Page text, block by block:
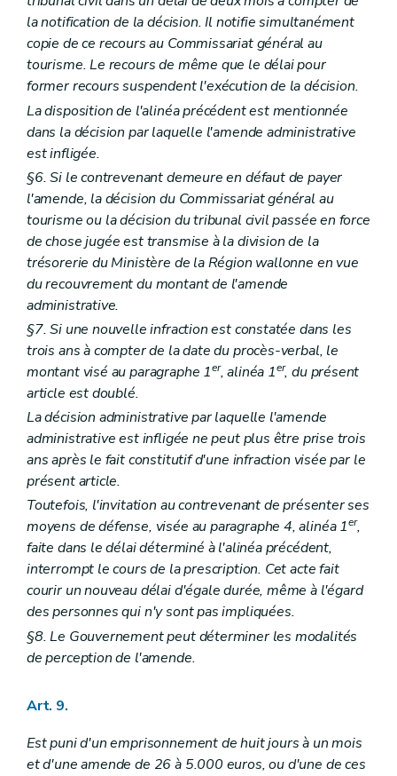
la notification de la décision. Il notifie simultanément
copie de ce recours au Commissariat général au
tourisme. Le recours de même que le délai pour
former recours suspendent l'exécution de la décision.
La disposition de l'alinéa précédent est mentionnée
dans la décision par laquelle l'amende administrative
est infligée.
§6. Si le contrevenant demeure en défaut de payer
l'amende, la décision du Commissariat général au
tourisme ou la décision du tribunal civil passée en force
de chose jugée est transmise à la division de la
trésorerie du Ministère de la Région wallonne en vue
du recouvrement du montant de l'amende
administrative.
§7. Si une nouvelle infraction est constatée dans les
trois ans à compter de la date du procès-verbal, le
montant visé au paragraphe 1er, alinéa 1er, du présent
article est doublé.
La décision administrative par laquelle l'amende
administrative est infligée ne peut plus être prise trois
ans après le fait constitutif d'une infraction visée par le
présent article.
Toutefois, l'invitation au contrevenant de présenter ses
moyens de défense, visée au paragraphe 4, alinéa 1er,
faite dans le délai déterminé à l'alinéa précédent,
interrompt le cours de la prescription. Cet acte fait
courir un nouveau délai d'égale durée, même à l'égard
des personnes qui n'y sont pas impliquées.
§8. Le Gouvernement peut déterminer les modalités
de perception de l'amende.
Art. 9.
Est puni d'un emprisonnement de huit jours à un mois
et d'une amende de 26 à 5.000 euros, ou d'une de ces